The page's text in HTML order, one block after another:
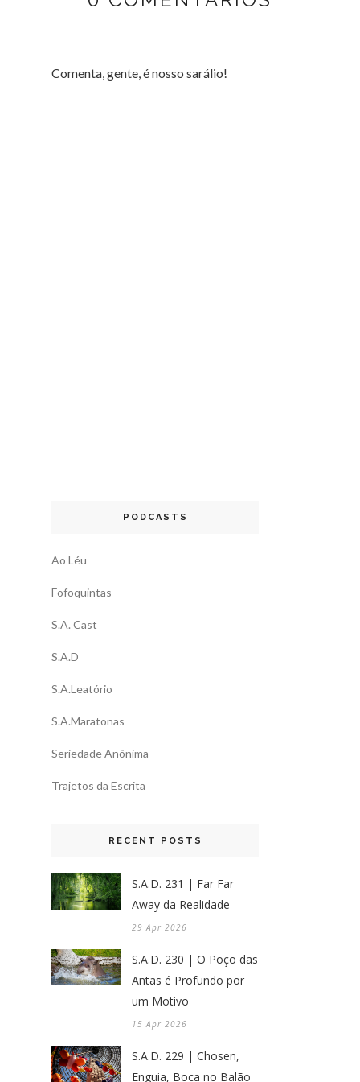
Comenta, gente, é nosso sarálio!
PODCASTS
Ao Léu
Fofoquintas
S.A. Cast
S.A.D
S.A.Leatório
S.A.Maratonas
Seriedade Anônima
Trajetos da Escrita
RECENT POSTS
S.A.D. 231 | Far Far
Away da Realidade
29 Apr 2026
S.A.D. 230 | O Poço das
Antas é Profundo por
um Motivo
15 Apr 2026
S.A.D. 229 | Chosen,
Enguia, Boca no Balão